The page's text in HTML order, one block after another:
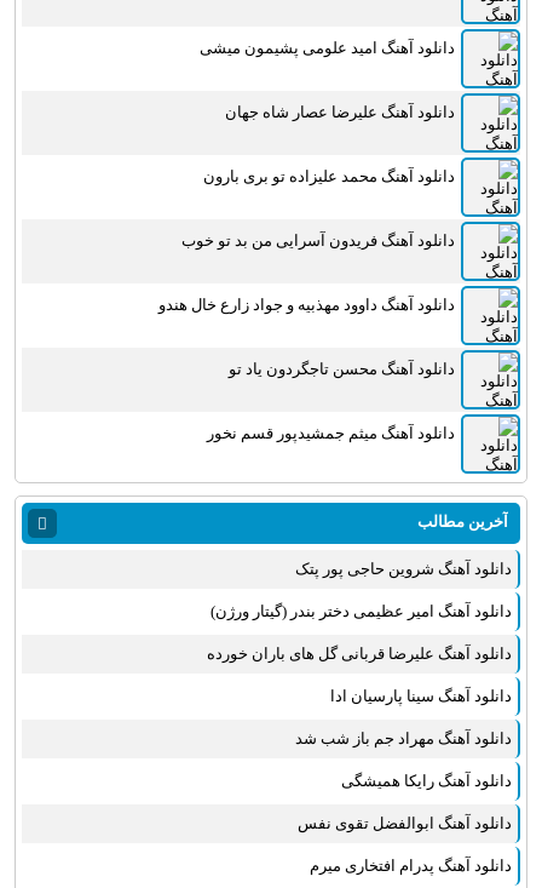
دانلود آهنگ امید علومی پشیمون میشی
دانلود آهنگ علیرضا عصار شاه جهان
دانلود آهنگ محمد علیزاده تو بری بارون
دانلود آهنگ فریدون آسرایی من بد تو خوب
دانلود آهنگ داوود مهذبیه و جواد زارع خال هندو
دانلود آهنگ محسن تاجگردون یاد تو
دانلود آهنگ میثم جمشیدپور قسم نخور
آخرین مطالب
دانلود آهنگ شروین حاجی پور پتک
دانلود آهنگ امیر عظیمی دختر بندر (گیتار ورژن)
دانلود آهنگ علیرضا قربانی گل های باران خورده
دانلود آهنگ سینا پارسیان ادا
دانلود آهنگ مهراد جم باز شب شد
دانلود آهنگ رایکا همیشگی
دانلود آهنگ ابوالفضل تقوی نفس
دانلود آهنگ پدرام افتخاری میرم